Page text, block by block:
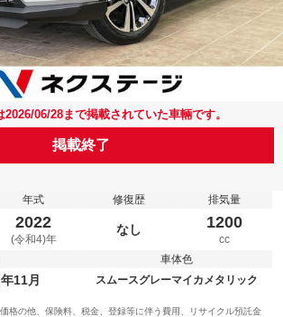
2026/06/28まで掲載されていた車輛です。
掲載終了
年式
2022
(令和4)年
修復歴
なし
排気量
1200
cc
11月
車体色
スムースグレーマイカメタリック
格の他、保険料、税金、登録等に伴う費用、リサイクル預託金